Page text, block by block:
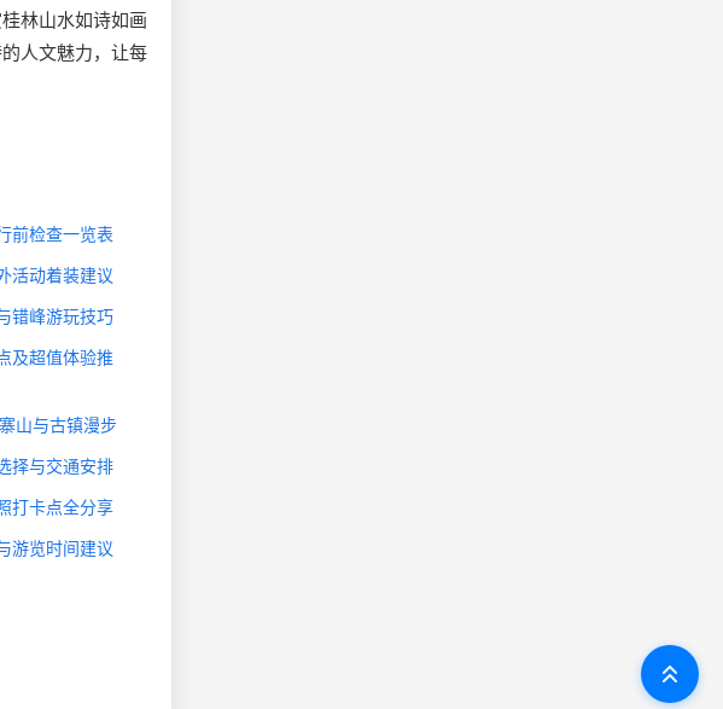
林山水如诗如画
人文魅力，让每
前检查一览表
活动着装建议
错峰游玩技巧
及超值体验推
山与古镇漫步
择与交通安排
打卡点全分享
游览时间建议